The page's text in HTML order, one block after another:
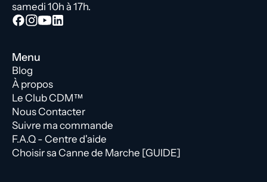
samedi 10h à 17h.
Menu
Blog
À propos
Le Club CDM™
Nous Contacter
Suivre ma commande
F.A.Q - Centre d'aide
Choisir sa Canne de Marche [GUIDE]